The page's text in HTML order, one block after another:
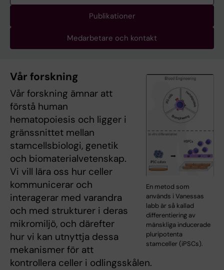
Publikationer
Medarbetare och kontakt
En metod som
används i Vanessas
labb är så kallad
differentiering av
mänskliga inducerade
pluripotenta
stamceller (iPSCs).
Vår forskning
Vår forskning ämnar att
förstå human
hematopoiesis och ligger i
gränssnittet mellan
stamcellsbiologi, genetik
och biomaterialvetenskap.
Vi vill lära oss hur celler
kommunicerar och
interagerar med varandra
och med strukturer i deras
mikromiljö, och därefter
hur vi kan utnyttja dessa
mekanismer för att
kontrollera celler i odlingsskålen.